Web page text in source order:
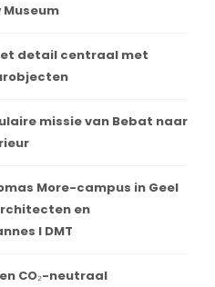
detail centraal met
missie van Bebat naar
More-campus in Geel
en
I DMT
CO₂-neutraal